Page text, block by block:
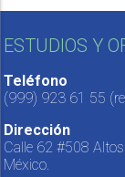
ESTUDIOS Y
Teléfono
(999) 923 61 55
Dirección
Calle 62 #508
México.